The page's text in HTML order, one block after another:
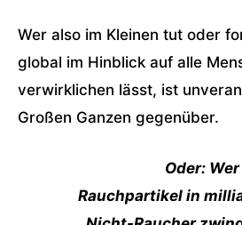
Wer also im Kleinen tut oder
global im Hinblick auf alle
verwirklichen lässt, ist
Großen Ganzen gegenüber.
Oder:
Rauchpartikel in